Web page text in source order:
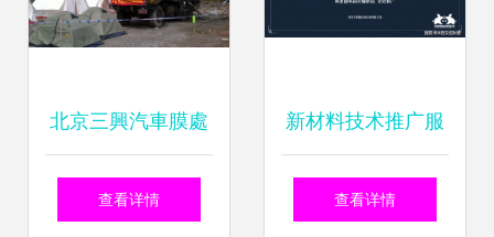
北京三興汽車膜處
理淨水車三台抵達
查看详情
新材料技术推广服
务 企业微信服务商
查看详情